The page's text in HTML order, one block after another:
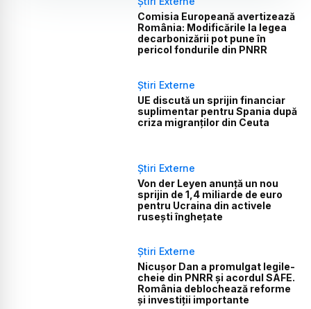
Comisia Europeană avertizează
România: Modificările la legea
decarbonizării pot pune în
pericol fondurile din PNRR
Știri Externe
UE discută un sprijin financiar
suplimentar pentru Spania după
criza migranților din Ceuta
Știri Externe
Von der Leyen anunță un nou
sprijin de 1,4 miliarde de euro
pentru Ucraina din activele
rusești înghețate
Știri Externe
Nicușor Dan a promulgat legile-
cheie din PNRR și acordul SAFE.
România deblochează reforme
și investiții importante